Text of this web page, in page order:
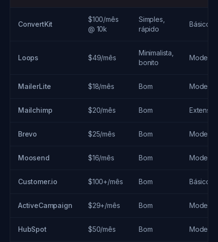
ConvertKit
$100/mês
@ 10k
Simples,
rápido
Básico
Loops $49/mês
Minimalista,
bonito
MailerLite $18/mês Bom
Mailchimp $20/mês Bom Extensa
Brevo $25/mês Bom
Moosend $16/mês Bom
Customer.io $100+/mês Bom Básico
ActiveCampaign $29+/mês Bom
HubSpot $50/mês Bom